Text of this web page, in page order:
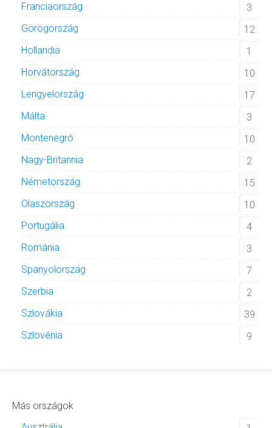
Franciaország
3
Görögország
12
Hollandia
1
Horvátország
10
Lengyelország
17
Málta
3
Montenegró
10
Nagy-Britannia
2
Németország
15
Olaszország
10
Portugália
4
Románia
3
Spanyolország
7
Szerbia
2
Szlovákia
39
Szlovénia
9
Más országok